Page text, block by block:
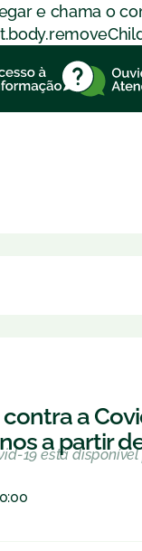
e chama o
a
a partir
19 está